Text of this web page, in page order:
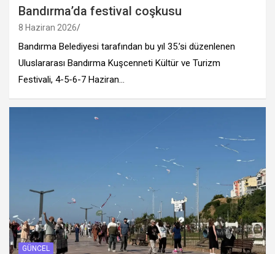
Bandırma’da festival coşkusu
8 Haziran 2026
Bandırma Belediyesi tarafından bu yıl 35.’si düzenlenen
Uluslararası Bandırma Kuşcenneti Kültür ve Turizm
Festivali, 4-5-6-7 Haziran…
GÜNCEL